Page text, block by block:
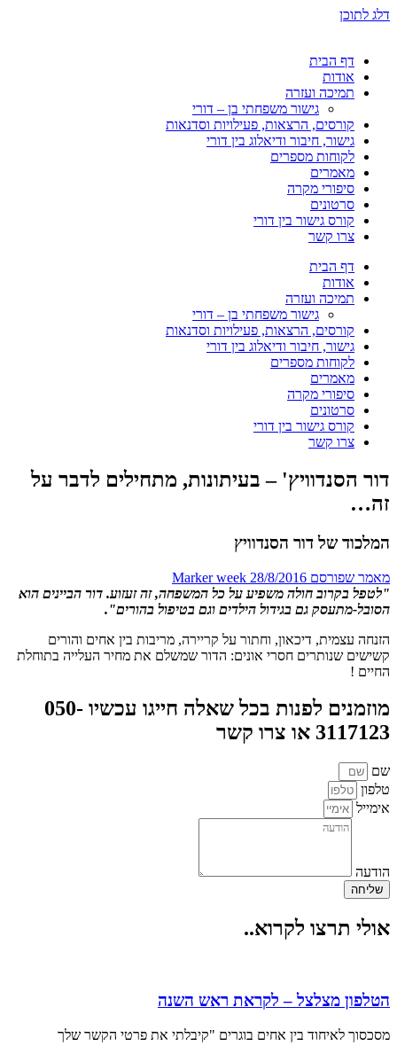
דלג לתוכן
דף הבית
אודות
תמיכה ועזרה
גישור משפחתי בן – דורי
קורסים, הרצאות, פעילויות וסדנאות
גישור, חיבור ודיאלוג בין דורי
לקוחות מספרים
מאמרים
סיפורי מקרה
סרטונים
קורס גישור בין דורי
צרו קשר
דף הבית
אודות
תמיכה ועזרה
גישור משפחתי בן – דורי
קורסים, הרצאות, פעילויות וסדנאות
גישור, חיבור ודיאלוג בין דורי
לקוחות מספרים
מאמרים
סיפורי מקרה
סרטונים
קורס גישור בין דורי
צרו קשר
דור הסנדוויץ' – בעיתונות, מתחילים לדבר על
זה…
המלכוד של דור הסנדוויץ
מאמר שפורסם Marker week 28/8/2016
"לטפל בקרוב חולה משפיע על כל המשפחה, זה זעזוע. דור הביינים הוא
הסובל-מתעסק גם בגידול הילדים וגם בטיפול בהורים".
הזנחה עצמית, דיכאון, וחתור על קריירה, מריבות בין אחים והורים
קשישים שנותרים חסרי אונים: הדור שמשלם את מחיר העלייה בתוחלת
החיים !
מוזמנים לפנות בכל שאלה חייגו עכשיו 050-
3117123 או צרו קשר
שם
טלפון
אימייל
הודעה
שליחה
אולי תרצו לקרוא..
הטלפון מצלצל – לקראת ראש השנה
מסכסוך לאיחוד בין אחים בוגרים "קיבלתי את פרטי הקשר שלך